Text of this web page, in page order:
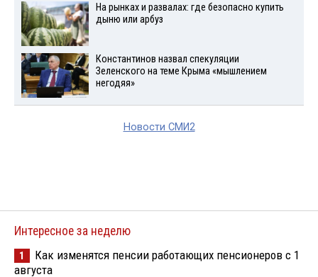
На рынках и развалах: где безопасно купить
дыню или арбуз
Константинов назвал спекуляции
Зеленского на теме Крыма «мышлением
негодяя»
Новости СМИ2
Интересное за неделю
1
Как изменятся пенсии работающих пенсионеров с 1
августа